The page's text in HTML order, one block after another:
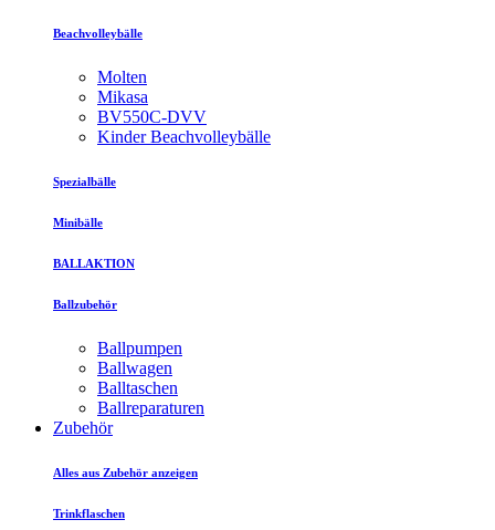
Beachvolleybälle
Molten
Mikasa
BV550C-DVV
Kinder Beachvolleybälle
Spezialbälle
Minibälle
BALLAKTION
Ballzubehör
Ballpumpen
Ballwagen
Balltaschen
Ballreparaturen
Zubehör
Alles aus Zubehör anzeigen
Trinkflaschen